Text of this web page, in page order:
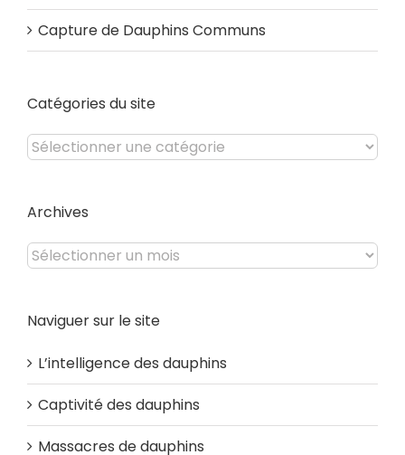
Capture de Dauphins Communs
Catégories du site
Catégories
du
Archives
Archives
Naviguer sur le site
L’intelligence des dauphins
Captivité des dauphins
Massacres de dauphins